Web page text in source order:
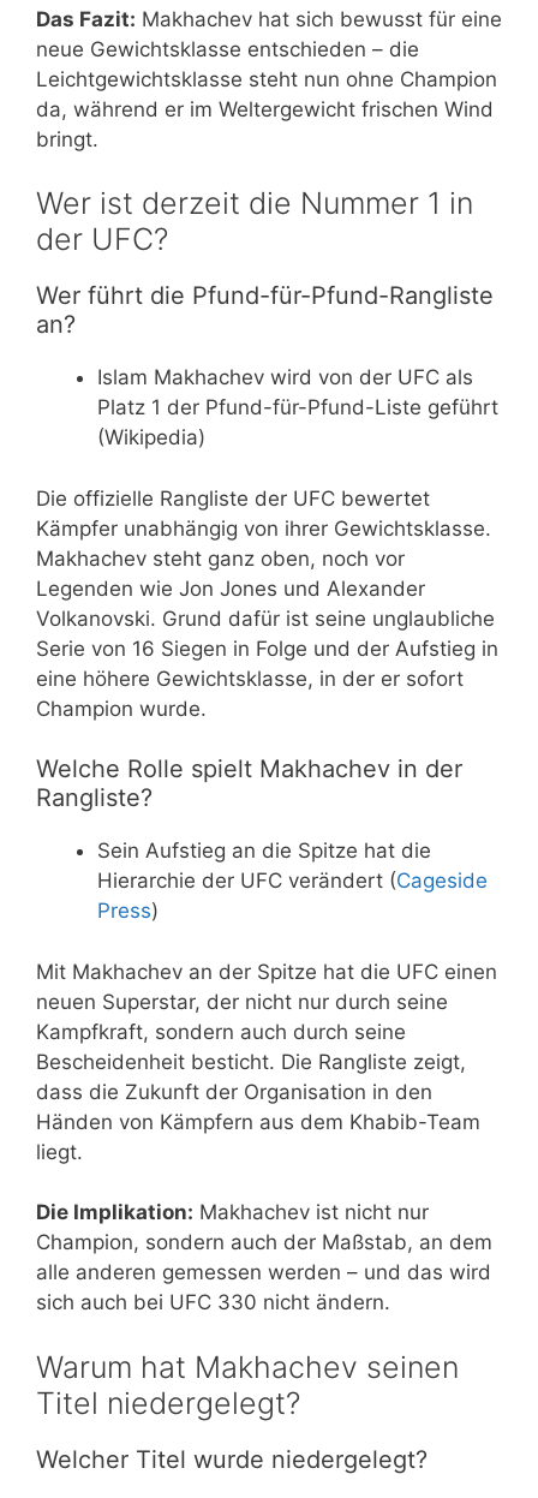
Das Fazit: Makhachev hat sich bewusst für eine
neue Gewichtsklasse entschieden – die
Leichtgewichtsklasse steht nun ohne Champion
da, während er im Weltergewicht frischen Wind
bringt.
Wer ist derzeit die Nummer 1 in
der UFC?
Wer führt die Pfund-für-Pfund-Rangliste
an?
Islam Makhachev wird von der UFC als
Platz 1 der Pfund-für-Pfund-Liste geführt
(Wikipedia)
Die offizielle Rangliste der UFC bewertet
Kämpfer unabhängig von ihrer Gewichtsklasse.
Makhachev steht ganz oben, noch vor
Legenden wie Jon Jones und Alexander
Volkanovski. Grund dafür ist seine unglaubliche
Serie von 16 Siegen in Folge und der Aufstieg in
eine höhere Gewichtsklasse, in der er sofort
Champion wurde.
Welche Rolle spielt Makhachev in der
Rangliste?
Sein Aufstieg an die Spitze hat die
Hierarchie der UFC verändert (Cageside
Press)
Mit Makhachev an der Spitze hat die UFC einen
neuen Superstar, der nicht nur durch seine
Kampfkraft, sondern auch durch seine
Bescheidenheit besticht. Die Rangliste zeigt,
dass die Zukunft der Organisation in den
Händen von Kämpfern aus dem Khabib-Team
liegt.
Die Implikation: Makhachev ist nicht nur
Champion, sondern auch der Maßstab, an dem
alle anderen gemessen werden – und das wird
sich auch bei UFC 330 nicht ändern.
Warum hat Makhachev seinen
Titel niedergelegt?
Welcher Titel wurde niedergelegt?